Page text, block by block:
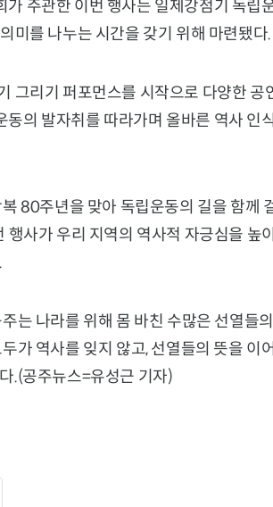
가 주관한 이번 행사는 일제강점기 독립
미를 나누는 시간을 갖기 위해 마련됐다.
그리기 퍼포먼스를 시작으로 다양한 공
동의 발자취를 따라가며 올바른 역사 인
80주년을 맞아 독립운동의 길을 함께
행사가 우리 지역의 역사적 자긍심을 높
는 나라를 위해 몸 바친 수많은 선열들
가 역사를 잊지 않고, 선열들의 뜻을
.(공주뉴스=유성근 기자)